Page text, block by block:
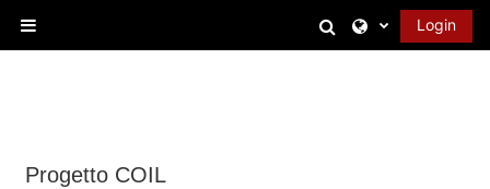
Attiva/disattiva
Login
Progetto COIL